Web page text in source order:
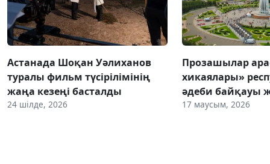
Астанада Шоқан Уәлиханов
туралы фильм түсірілімінің
жаңа кезеңі басталды
24 шілде, 2026
Прозашылар
хикаялары»
әдеби байқауы
17 маусым, 2026